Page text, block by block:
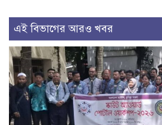
এই বিভাগের আরও খবর